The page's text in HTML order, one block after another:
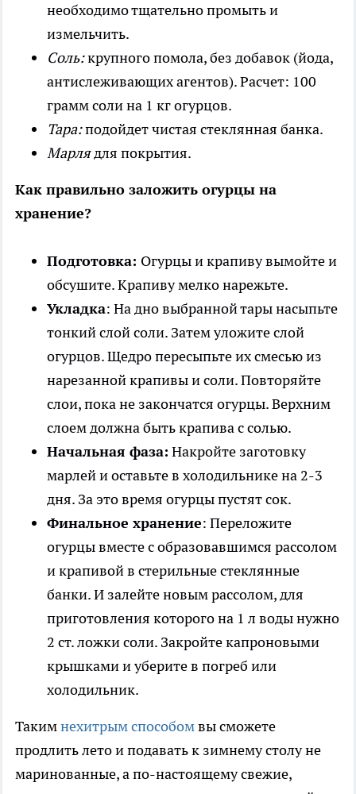
необходимо тщательно промыть и
измельчить.
Соль:крупного помола, без добавок (йода,
антислеживающих агентов). Расчет: 100
грамм соли на 1 кг огурцов.
Тара:подойдет чистая стеклянная банка.
Марлядля покрытия.
Как правильно заложить огурцы на
хранение?
Подготовка: Огурцы и крапиву вымойте и
обсушите. Крапиву мелко нарежьте.
Укладка: На дно выбранной тары насыпьте
тонкий слой соли. Затем уложите слой
огурцов. Щедро пересыпьте их смесью из
нарезанной крапивы и соли. Повторяйте
слои, пока не закончатся огурцы. Верхним
слоем должна быть крапива с солью.
Начальная фаза: Накройте заготовку
марлей и оставьте в холодильнике на 2-3
дня. За это время огурцы пустят сок.
Финальное хранение: Переложите
огурцы вместе с образовавшимся рассолом
и крапивой в стерильные стеклянные
банки. И залейте новым рассолом, для
приготовления которого на 1 л воды нужно
2 ст. ложки соли. Закройте капроновыми
крышками и уберите в погреб или
холодильник.
Такимнехитрым способомвы сможете
продлить лето и подавать к зимнему столу не
маринованные, а по-настоящему свежие,